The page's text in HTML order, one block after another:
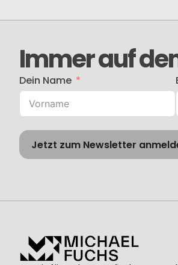
Immer auf
Dein Name
Jetzt zum Newsletter